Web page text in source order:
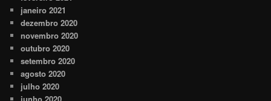
janeiro 2021
dezembro 2020
novembro 2020
outubro 2020
setembro 2020
agosto 2020
julho 2020